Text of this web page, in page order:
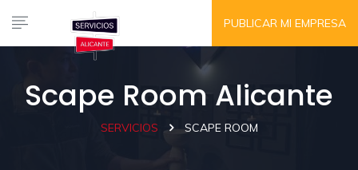
PUBLICAR MI EMPRESA
Scape Room Alicante
SERVICIOS SCAPE ROOM